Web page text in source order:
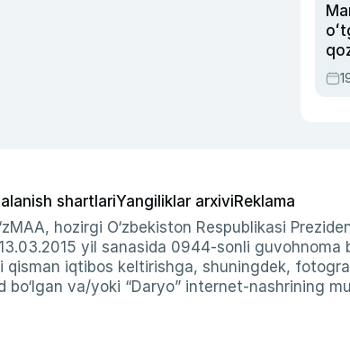
shartlariYangiliklar arxiviReklama
hozirgi O‘zbekiston Respublikasi
yil sanasida 0944-sonli guvohnoma
qisman iqtibos keltirishga, shuningdek,
va/yoki “Daryo” internet-nashrining